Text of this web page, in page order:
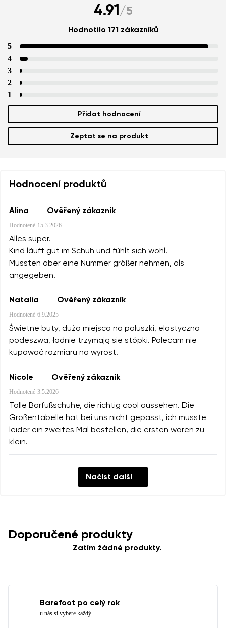
4.91/5
Hodnotilo 171 zákazníků
5
4
3
2
1
Přidat hodnocení
Zeptat se na produkt
Hodnocení produktů
Alina Ověřený zákazník
Hodnotené 15.3.2026
Alles super.
Kind läuft gut im Schuh und fühlt sich wohl.
Mussten aber eine Nummer größer nehmen, als
angegeben.
Natalia Ověřený zákazník
Hodnotené 6.9.2025
Świetne buty, dużo miejsca na paluszki, elastyczna
podeszwa, ładnie trzymają sie stópki. Polecam nie
kupować rozmiaru na wyrost.
Nicole Ověřený zákazník
Hodnotené 3.5.2026
Tolle Barfußschuhe, die richtig cool aussehen. Die
Größentabelle hat bei uns nicht gepasst, ich musste
leider ein zweites Mal bestellen, die ersten waren zu
klein.
Načíst další
Doporučené produkty
Zatím žádné produkty.
Barefoot po celý rok
u nás si vybere každý